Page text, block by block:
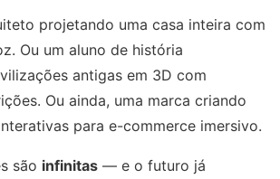
projetando uma casa inteira com
Ou um aluno de história
antigas em 3D com
Ou ainda, uma marca criando
para e-commerce imersivo.
são infinitas — e o futuro já